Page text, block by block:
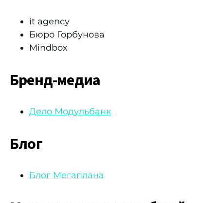
it agency
Бюро Горбунова
Mindbox
Бренд-медиа
Дело Модульбанк
Блог
Блог Мегаплана